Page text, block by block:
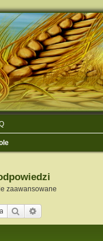
zaawansowane
Szukaj